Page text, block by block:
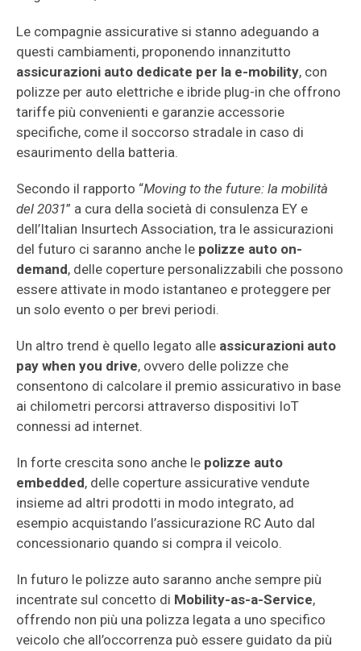
Le compagnie assicurative si stanno adeguando a
questi cambiamenti, proponendo innanzitutto
assicurazioni auto dedicate per la e-mobility, con
polizze per auto elettriche e ibride plug-in che offrono
tariffe più convenienti e garanzie accessorie
specifiche, come il soccorso stradale in caso di
esaurimento della batteria.
Secondo il rapporto “Moving to the future: la mobilità
del 2031” a cura della società di consulenza EY e
dell’Italian Insurtech Association, tra le assicurazioni
del futuro ci saranno anche le polizze auto on-
demand, delle coperture personalizzabili che possono
essere attivate in modo istantaneo e proteggere per
un solo evento o per brevi periodi.
Un altro trend è quello legato alle assicurazioni auto
pay when you drive, ovvero delle polizze che
consentono di calcolare il premio assicurativo in base
ai chilometri percorsi attraverso dispositivi IoT
connessi ad internet.
In forte crescita sono anche le polizze auto
embedded, delle coperture assicurative vendute
insieme ad altri prodotti in modo integrato, ad
esempio acquistando l’assicurazione RC Auto dal
concessionario quando si compra il veicolo.
In futuro le polizze auto saranno anche sempre più
incentrate sul concetto di Mobility-as-a-Service,
offrendo non più una polizza legata a uno specifico
veicolo che all’occorrenza può essere guidato da più